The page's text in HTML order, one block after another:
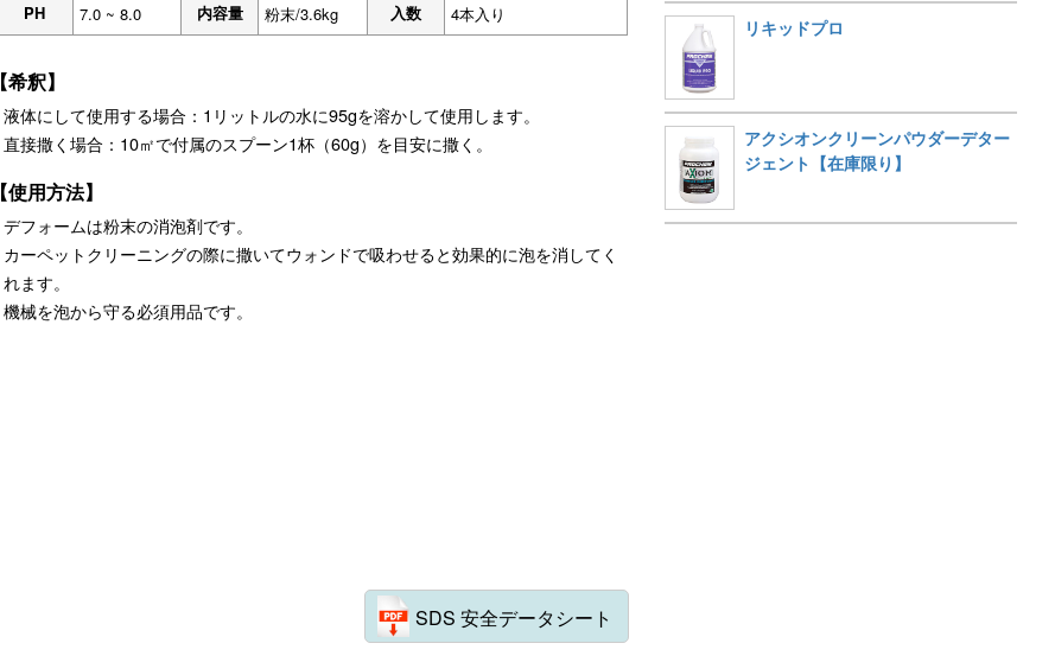
PH
7.0 ~ 8.0 内容量 粉末/3.6kg 入数 4本入り
【希釈】
液体にして使用する場合：1リットルの水に95gを溶かして使用します。
直接撒く場合：10㎡で付属のスプーン1杯（60g）を目安に撒く。
【使用方法】
デフォームは粉末の消泡剤です。
カーペットクリーニングの際に撒いてウォンドで吸わせると効果的に泡を消してく
れます。
機械を泡から守る必須用品です。
SDS 安全データシート
リキッドプロ
アクシオンクリーンパウダーデター
ジェント【在庫限り】